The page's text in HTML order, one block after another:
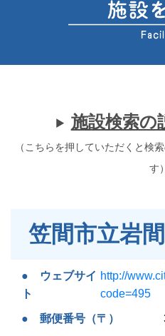
施設検索の
（こちらを押していただくと検
す）
笠間市立岩
ウェブサイ
ト
http://
code=495
郵便番号（〒）